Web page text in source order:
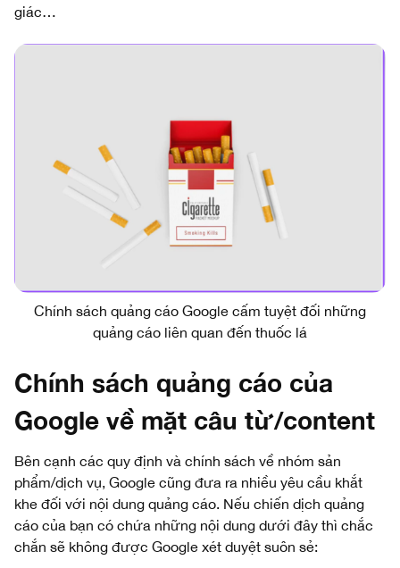
giác…
Chính sách quảng cáo Google cấm tuyệt đối những
quảng cáo liên quan đến thuốc lá
Chính sách quảng cáo của
Google về mặt câu từ/content
Bên cạnh các quy định và chính sách về nhóm sản
phẩm/dịch vụ, Google cũng đưa ra nhiều yêu cầu khắt
khe đối với nội dung quảng cáo. Nếu chiến dịch quảng
cáo của bạn có chứa những nội dung dưới đây thì chắc
chắn sẽ không được Google xét duyệt suôn sẻ: